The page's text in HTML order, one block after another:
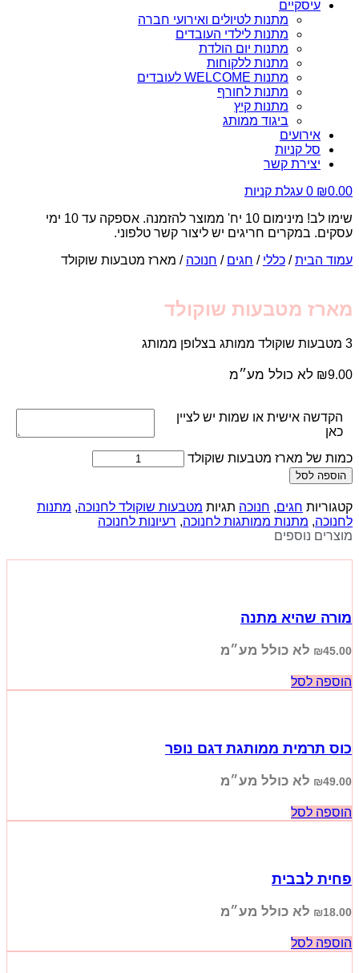
עיסקיים
מתנות לטיולים ואירועי חברה
מתנות לילדי העובדים
מתנות יום הולדת
מתנות ללקוחות
מתנות WELCOME לעובדים
מתנות לחורף
מתנות קיץ
ביגוד ממותג
אירועים
סל קניות
יצירת קשר
₪0.00
0 עגלת קניות
שימו לב! מינימום 10 יח' ממוצר להזמנה. אספקה עד 10 ימי
עסקים. במקרים חריגים יש ליצור קשר טלפוני.
עמוד הבית/ כללי / חגים / חנוכה / מארז מטבעות שוקולד
מארז מטבעות שוקולד
3 מטבעות שוקולד ממותג בצלופן ממותג
₪9.00 לא כולל מע״מ
הקדשה אישית או שמות יש לציין
כאן
כמות של מארז מטבעות שוקולד
הוספה לסל
קטגוריות חגים, חנוכה תגיות מטבעות שוקולד לחנוכה, מתנות
לחנוכה, מתנות ממותגות לחנוכה, רעיונות לחנוכה
מוצרים נוספים
מורה שהיא מתנה
₪45.00 לא כולל מע״מ
הוספה לסל
כוס תרמית ממותגת דגם נופר
₪49.00 לא כולל מע״מ
הוספה לסל
פחית לבבית
₪18.00 לא כולל מע״מ
הוספה לסל